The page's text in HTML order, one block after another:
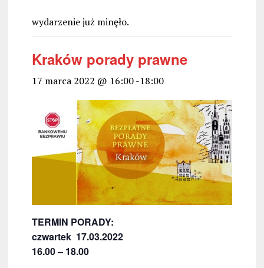
wydarzenie już minęło.
Kraków porady prawne
17 marca 2022 @ 16:00-18:00
TERMIN PORADY:
czwartek 17.03.2022
16.00 – 18.00